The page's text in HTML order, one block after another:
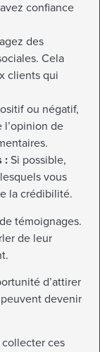
confiance
des
Cela
clients qui
ou négatif,
l’opinion de
:Si possible,
vous
la crédibilité.
témoignages.
de leur
d’attirer
devenir
collecter ces